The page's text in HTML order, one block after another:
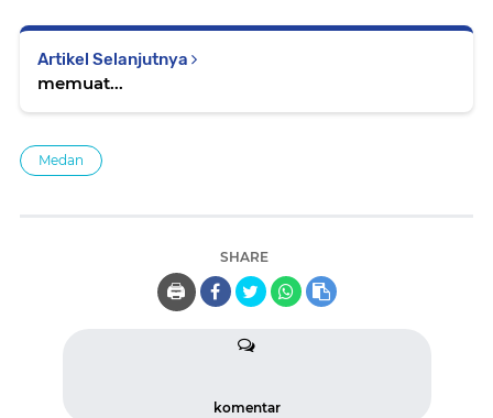
Artikel Selanjutnya
memuat...
Medan
SHARE
🖨️
komentar